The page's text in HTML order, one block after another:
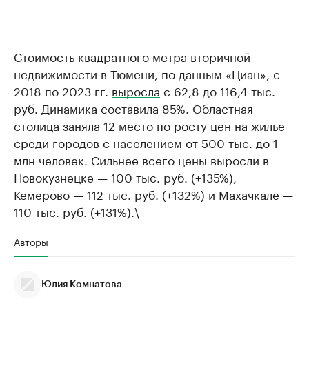
Стоимость квадратного метра вторичной
недвижимости в Тюмени, по данным «Циан», с
2018 по 2023 гг. выросла с 62,8 до 116,4 тыс.
руб. Динамика составила 85%. Областная
столица заняла 12 место по росту цен на жилье
среди городов с населением от 500 тыс. до 1
млн человек. Сильнее всего цены выросли в
Новокузнецке — 100 тыс. руб. (+135%),
Кемерово — 112 тыс. руб. (+132%) и Махачкале —
110 тыс. руб. (+131%).\
Авторы
Юлия Комнатова